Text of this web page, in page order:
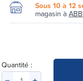
Sous 10 à 12
magasin à
Quantité :